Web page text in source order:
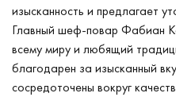
изысканность и предлагает
Главный шеф-повар Фабиан
всему миру и любящий
благодарен за изысканный
сосредоточены вокруг